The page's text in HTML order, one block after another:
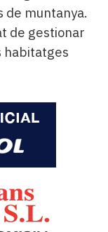
muntanya.
de gestionar
habitatges